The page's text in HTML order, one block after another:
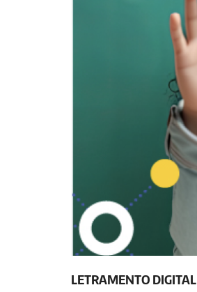
LETRAMENTO DIGITAL